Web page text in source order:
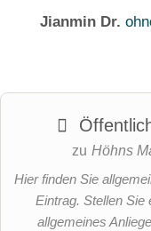
Jianmin Dr.
zu Höhns
Hier finden Sie
Eintrag. Stellen Sie
allgemeines